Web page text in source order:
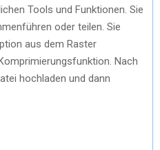
Tools und Funktionen. Sie
oder teilen. Sie
aus dem Raster
Nach
hochladen und dann